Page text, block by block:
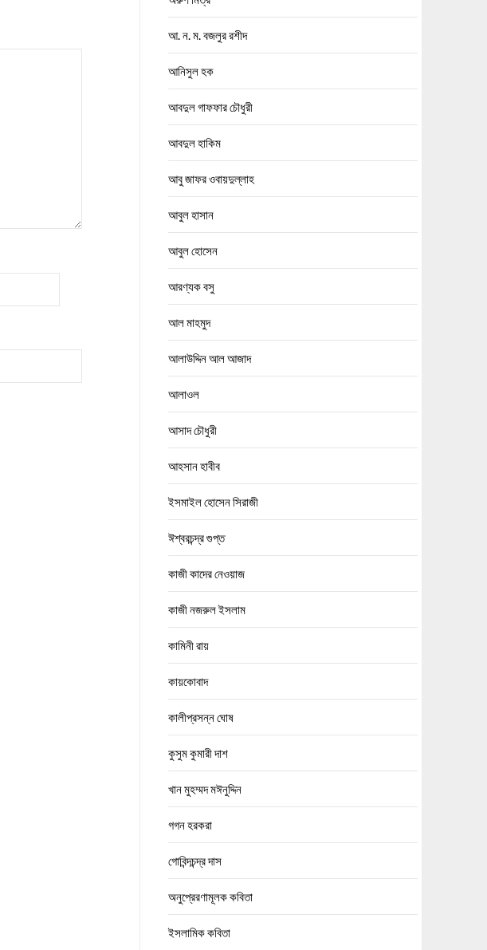
আ. ন. ম. বজলুর রশীদ
আনিসুল হক
আবদুল গাফফার চৌধুরী
আবদুল হাকিম
আবু জাফর ওবায়দুল্লাহ
আবুল হাসান
আবুল হোসেন
আরণ্যক বসু
আল মাহমুদ
আলাউদ্দিন আল আজাদ
আলাওল
আসাদ চৌধুরী
আহসান হাবীব
ইসমাইল হোসেন সিরাজী
ঈশ্বরচন্দ্র গুপ্ত
কাজী কাদের নেওয়াজ
কাজী নজরুল ইসলাম
কামিনী রায়
কায়কোবাদ
কালীপ্রসন্ন ঘোষ
কুসুম কুমারী দাশ
খান মুহম্মদ মঈনুদ্দিন
গগন হরকরা
গোবিন্দচন্দ্র দাস
অনুপ্রেরণামূলক কবিতা
ইসলামিক কবিতা